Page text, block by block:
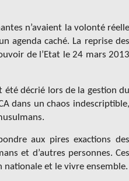
n’avaient la volonté réelle
agenda caché. La reprise des
de l’Etat le 24 mars 2013
été décrié lors de la gestion du
dans un chaos indescriptible,
aux pires exactions des
et d’autres personnes. Ces
et le vivre ensemble.